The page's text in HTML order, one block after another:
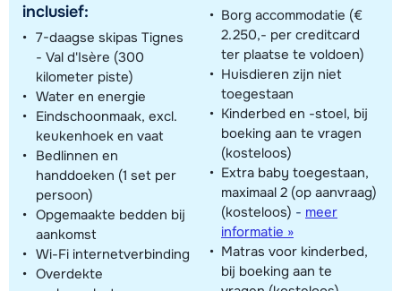
inclusief:
7-daagse skipas Tignes
- Val d'Isère (300
kilometer piste)
Water en energie
Eindschoonmaak, excl.
keukenhoek en vaat
Bedlinnen en
handdoeken (1 set per
persoon)
Opgemaakte bedden bij
aankomst
Wi-Fi internetverbinding
Overdekte
Borg accommodatie (€
2.250,- per creditcard
ter plaatse te voldoen)
Huisdieren zijn niet
toegestaan
Kinderbed en -stoel, bij
boeking aan te vragen
(kosteloos)
Extra baby toegestaan,
maximaal 2 (op aanvraag)
(kosteloos) - meer
informatie »
Matras voor kinderbed,
bij boeking aan te